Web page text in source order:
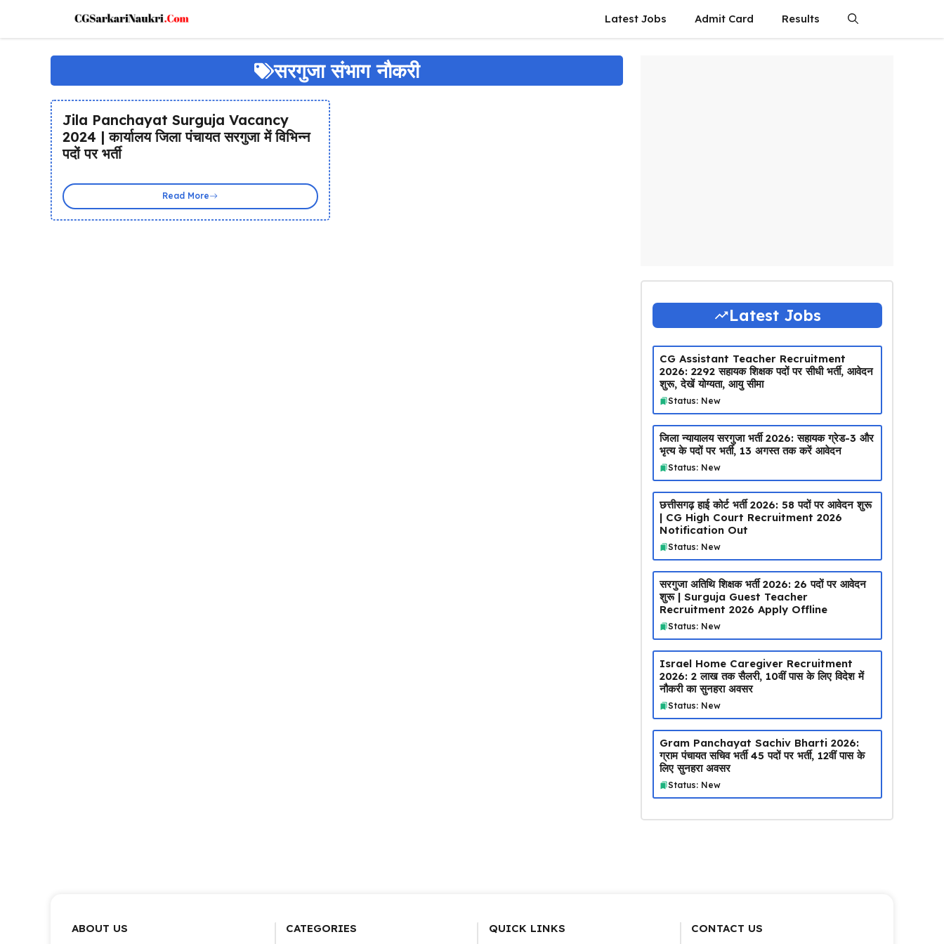
content
Latest Jobs Admit Card Results
सरगुजा संभाग नौकरी
Jila Panchayat Surguja Vacancy
2024 | कार्यालय जिला पंचायत सरगुजा में विभिन्न
पदों पर भर्ती
Read More
Latest Jobs
CG Assistant Teacher Recruitment
2026: 2292 सहायक शिक्षक पदों पर सीधी भर्ती, आवेदन
शुरू, देखें योग्यता, आयु सीमा
Status: New
जिला न्यायालय सरगुजा भर्ती 2026: सहायक ग्रेड-3 और
भृत्य के पदों पर भर्ती, 13 अगस्त तक करें आवेदन
Status: New
छत्तीसगढ़ हाई कोर्ट भर्ती 2026: 58 पदों पर आवेदन शुरू
| CG High Court Recruitment 2026
Notification Out
Status: New
सरगुजा अतिथि शिक्षक भर्ती 2026: 26 पदों पर आवेदन
शुरू | Surguja Guest Teacher
Recruitment 2026 Apply Offline
Status: New
Israel Home Caregiver Recruitment
2026: ₹2 लाख तक सैलरी, 10वीं पास के लिए विदेश में
नौकरी का सुनहरा अवसर
Status: New
Gram Panchayat Sachiv Bharti 2026:
ग्राम पंचायत सचिव भर्ती 45 पदों पर भर्ती, 12वीं पास के
लिए सुनहरा अवसर
Status: New
ABOUT US CATEGORIES QUICK LINKS CONTACT US